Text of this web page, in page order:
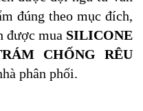
đúng theo mục đích,
được mua SILICONE
CHỐNG RÊU
phân phối.